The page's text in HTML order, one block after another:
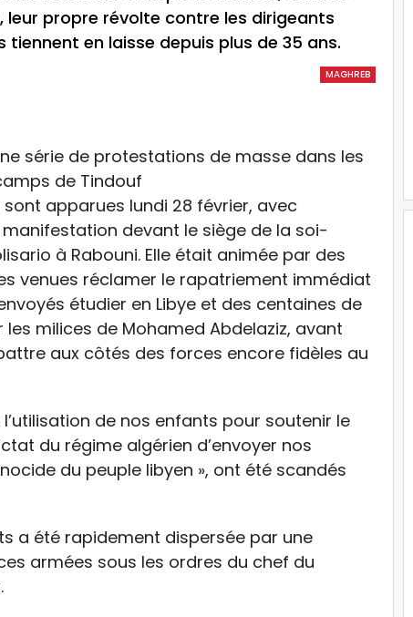
leur propre révolte contre les dirigeants
tiennent en laisse depuis plus de 35 ans.
MAGHREB
apparues lundi 28 février, avec
manifestation devant le siège de la soi-
à Rabouni. Elle était animée par des
venues réclamer le rapatriement immédiat
étudier en Libye et des centaines de
milices de Mohamed Abdelaziz, avant
aux côtés des forces encore fidèles au
de nos enfants pour soutenir le
du régime algérien d’envoyer nos
du peuple libyen », ont été scandés
a été rapidement dispersée par une
armées sous les ordres du chef du